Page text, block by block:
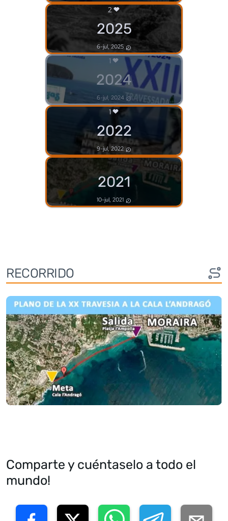
2
2025
6-jul, 2025
1
2024
6-jul, 2024
1
2022
9-jul, 2022
2021
10-jul, 2021
RECORRIDO
Comparte y cuéntaselo a todo el
mundo!